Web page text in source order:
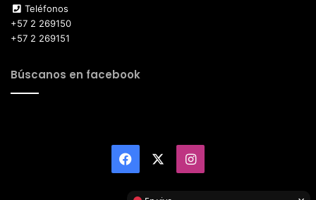
Teléfonos
+57 2 269150
+57 2 269151
Búscanos en facebook
Facebook Instagram